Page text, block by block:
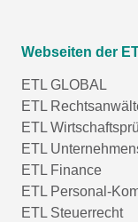
Webseiten der
ETL GLOBAL
ETL
ETL
ETL
ETL Finance
ETL Personal-
ETL Steuerrecht